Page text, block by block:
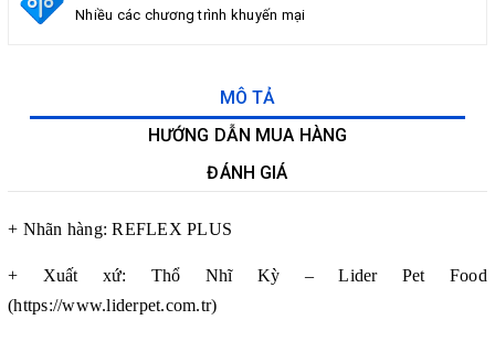
Nhiều các chương trình khuyến mại
MÔ TẢ
HƯỚNG DẪN MUA HÀNG
ĐÁNH GIÁ
+ Nhãn hàng: REFLEX PLUS
+ Xuất xứ: Thổ Nhĩ Kỳ – Lider Pet Food
(https://www.liderpet.com.tr)